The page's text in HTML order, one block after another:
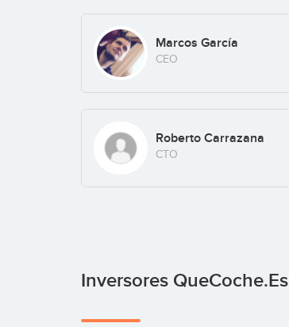
Marcos García
CEO
Roberto Carrazana
CTO
Inversores QueCoche.es